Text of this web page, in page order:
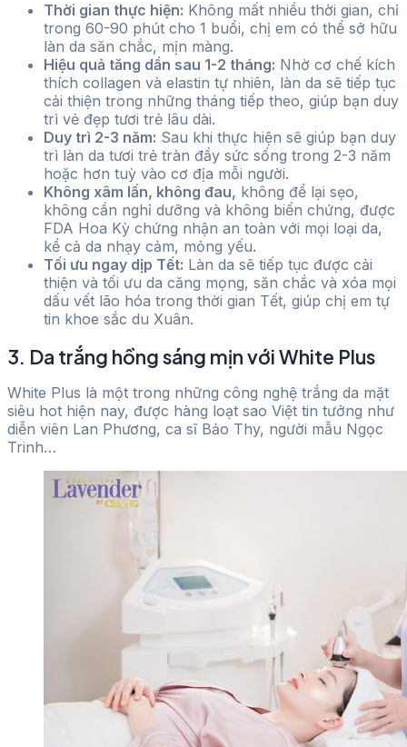
Thời gian thực hiện: Không mất nhiều thời gian, chỉ
trong 60-90 phút cho 1 buổi, chị em có thể sở hữu
làn da săn chắc, mịn màng.
Hiệu quả tăng dần sau 1-2 tháng: Nhờ cơ chế kích
thích collagen và elastin tự nhiên, làn da sẽ tiếp tục
cải thiện trong những tháng tiếp theo, giúp bạn duy
trì vẻ đẹp tươi trẻ lâu dài.
Duy trì 2-3 năm: Sau khi thực hiện sẽ giúp bạn duy
trì làn da tươi trẻ tràn đầy sức sống trong 2-3 năm
hoặc hơn tuỳ vào cơ địa mỗi người.
Không xâm lấn, không đau, không để lại sẹo,
không cần nghỉ dưỡng và không biến chứng, được
FDA Hoa Kỳ chứng nhận an toàn với mọi loại da,
kể cả da nhạy cảm, mỏng yếu.
Tối ưu ngay dịp Tết: Làn da sẽ tiếp tục được cải
thiện và tối ưu da căng mọng, săn chắc và xóa mọi
dấu vết lão hóa trong thời gian Tết, giúp chị em tự
tin khoe sắc du Xuân.
3. Da trắng hồng sáng mịn với White Plus
White Plus là một trong những công nghệ trắng da mặt
siêu hot hiện nay, được hàng loạt sao Việt tin tưởng như
diễn viên Lan Phương, ca sĩ Bảo Thy, người mẫu Ngọc
Trinh…